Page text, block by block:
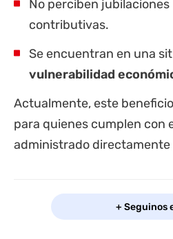
No perciben jubilaciones
contributivas.
Se encuentran en una
vulnerabilidad
Actualmente, este
para quienes cumplen con
administrado directamente
+ Seguinos